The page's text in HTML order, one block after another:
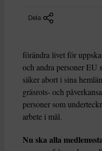
Dela
förändra livet för
och andra personer EU
säker abort i sina
gräsrots- och
personer som
arbete i mål.
Nu ska alla